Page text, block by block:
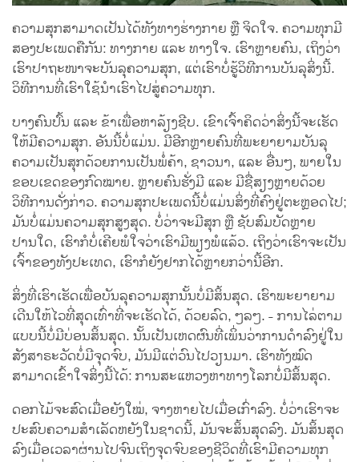
ຄວາມສຸກສາມາດເປັນໄດ້ທັງທາງຮ່າງກາຍ ຫຼື ຈິດໃຈ. ຄວາມທຸກມີ
ສອງປະເພດຄືກັນ: ທາງກາຍ ແລະ ທາງໃຈ. ເຮົາຫຼາຍຄົນ, ເຖິງວ່າ
ເຮົາປາຖະໜາຈະບັນລຸຄວາມສຸກ, ແຕ່ເຮົາບໍ່ຮູ້ວິທີການບັນລຸສິ່ງນີ້.
ວິທີການທີ່ເຮົາໃຊ້ນຳເຮົາໄປສູ່ຄວາມທຸກ.
ບາງຄົນປົ້ນ ແລະ ຂ້າເພື່ອຫາລ້ຽງຊີບ. ເຂົາເຈົ້າຄິດວ່າສິ່ງນີ້ຈະເຮັດ
ໃຫ້ມີຄວາມສຸກ. ອັນນີ້ບໍ່ແມ່ນ. ມີອີກຫຼາຍຄົນທີ່ພະຍາຍາມບັນລຸ
ຄວາມເປັນສຸກດ້ວຍການເປັນພໍ່ຄ້າ, ຊາວນາ, ແລະ ອື່ນໆ, ພາຍໃນ
ຂອບເຂດຂອງກົດໝາຍ. ຫຼາຍຄົນຮັ່ງມີ ແລະ ມີຊື່ສຽງຫຼາຍດ້ວຍ
ວິທີການດັ່ງກ່າວ. ຄວາມສຸກປະເພດນີ້ບໍ່ແມ່ນສິ່ງທີ່ຄົງຢູ່ຕະຫຼອດໄປ;
ມັນບໍ່ແມ່ນຄວາມສຸກສູງສຸດ. ບໍ່ວ່າຈະມີສຸກ ຫຼື ຊັບສົມບັດຫຼາຍ
ປານໃດ, ເຮົາກໍບໍ່ເຄີຍພໍໃຈວ່າເຮົາມີພຽງພໍແລ້ວ. ເຖິງວ່າເຮົາຈະເປັນ
ເຈົ້າຂອງທັງປະເທດ, ເຮົາກໍຍັງຢາກໄດ້ຫຼາຍກວ່ານີ້ອີກ.
ສິ່ງທີ່ເຮົາເຮັດເພື່ອບັນລຸຄວາມສຸກນັ້ນບໍ່ມີສິ້ນສຸດ. ເຮົາພະຍາຍາມ
ເດີນໃຫ້ໄວທີ່ສຸດເທົ່າທີ່ຈະເຮັດໄດ້, ດ້ວຍລົດ, ໆລໆ. - ການໄລ່ຕາມ
ແບບນີ້ບໍ່ມີບ່ອນສິ້ນສຸດ. ນັ້ນເປັນເຫດຜົນທີ່ເພິ່ນວ່າການດຳລົງຢູ່ໃນ
ສັງສາຣະວັດບໍ່ມີຈຸດຈົບ, ມັນມີແຕ່ວົນໄປວຽນມາ. ເຮົາທັງໝົດ
ສາມາດເຂົ້າໃຈສິ່ງນີ້ໄດ້: ການສະແຫວງຫາທາງໂລກບໍ່ມີສິ້ນສຸດ.
ດອກໄມ້ຈະສົດເມື່ອຍັງໃໝ່, ຈາງຫາຍໄປເມື່ອເກົ່າລົງ. ບໍ່ວ່າເຮົາຈະ
ປະສົບຄວາມສຳເລັດຫຍັງໃນຊາດນີ້, ມັນຈະສິ້ນສຸດລົງ. ມັນສິ້ນສຸດ
ລົງເມື່ອເວລາຜ່ານໄປຈົນເຖິງຈຸດຈົບຂອງຊີວິດທີ່ເຮົາມີຄວາມທຸກ